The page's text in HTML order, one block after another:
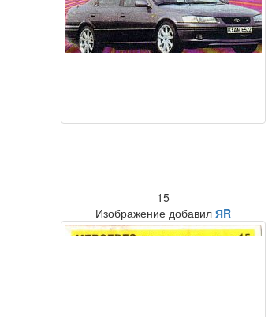
15
Изображение добавилЯR